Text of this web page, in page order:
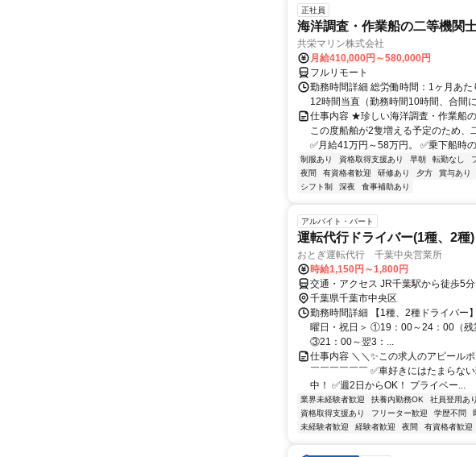
正社員
海洋調査・作業船の二等機関
共栄マリン株式会社
月給410,000円～580,000円
フルリモート
勤務時間詳細 総労働時間：1ヶ月あ
12時間当直（勤務時間10時間、合間
仕事内容 ★珍しい海洋調査・作業船
この度船舶が2隻増える予定のため
✅月給41万円～58万円。 ✅乗下船時
制服あり 資格取得支援あり 早朝 転勤なし
夜間
有資格者歓迎 研修あり 夕方 賞与あり
シフト制
深夜 食事補助あり
アルバイト・パート
運転代行ドライバー(1種、2種)
おとぎ運転代行 千葉中央営業所
時給1,150円～1,800円
交通・アクセス JR千葉駅から徒歩5分
千葉県千葉市中央区
勤務時間詳細 【1種、2種ドライバ
曜日・祝日＞ ①19：00～24：00（残
③21：00～翌3：...
仕事内容 ＼＼✨この求人のアピール
￣￣￣￣￣￣ ✅車好きにはたまらな
中！ ✅週2日からOK！ プライベー...
業界未経験者歓迎 扶養内勤務OK 社員登用あり
資格取得支援あり
フリーター歓迎 学歴不問
未経験者歓迎
経験者歓迎 夜間 有資格者歓迎